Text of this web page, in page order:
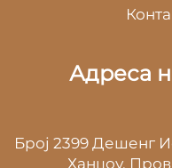
Адреса
Број 2399 Дешенг
Ханџоу,